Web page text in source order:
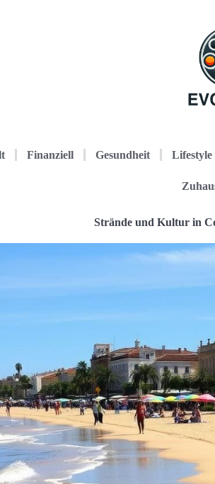
Finanziell Gesundheit Lifestyle
Strände und Kultur in